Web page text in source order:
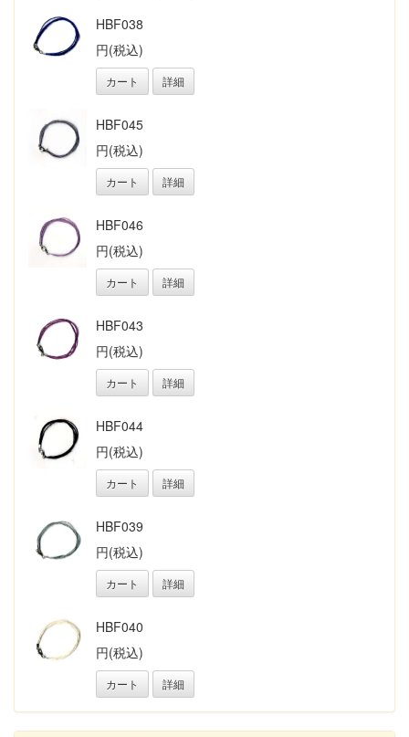
HBF038
円(税込)
カート 詳細
HBF045
円(税込)
カート 詳細
HBF046
円(税込)
カート 詳細
HBF043
円(税込)
カート 詳細
HBF044
円(税込)
カート 詳細
HBF039
円(税込)
カート 詳細
HBF040
円(税込)
カート 詳細